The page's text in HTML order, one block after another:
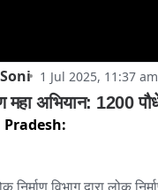
1 Jul 2025, 11:37 am
महा अभियान: 1200
विभाग द्वारा लोक